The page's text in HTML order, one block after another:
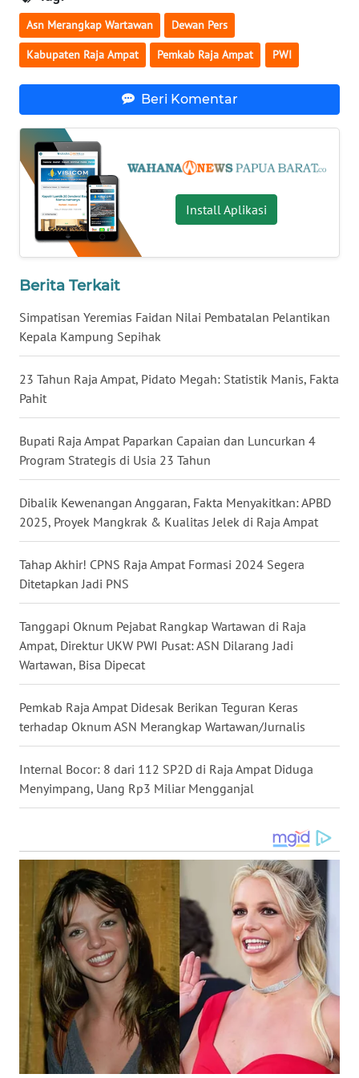
Asn Merangkap Wartawan Dewan Pers
Kabupaten Raja Ampat Pemkab Raja Ampat PWI
Beri Komentar
Install Aplikasi
Berita Terkait
Simpatisan Yeremias Faidan Nilai Pembatalan Pelantikan
Kepala Kampung Sepihak
23 Tahun Raja Ampat, Pidato Megah: Statistik Manis, Fakta
Pahit
Bupati Raja Ampat Paparkan Capaian dan Luncurkan 4
Program Strategis di Usia 23 Tahun
Dibalik Kewenangan Anggaran, Fakta Menyakitkan: APBD
2025, Proyek Mangkrak & Kualitas Jelek di Raja Ampat
Tahap Akhir! CPNS Raja Ampat Formasi 2024 Segera
Ditetapkan Jadi PNS
Tanggapi Oknum Pejabat Rangkap Wartawan di Raja
Ampat, Direktur UKW PWI Pusat: ASN Dilarang Jadi
Wartawan, Bisa Dipecat
Pemkab Raja Ampat Didesak Berikan Teguran Keras
terhadap Oknum ASN Merangkap Wartawan/Jurnalis
Internal Bocor: 8 dari 112 SP2D di Raja Ampat Diduga
Menyimpang, Uang Rp3 Miliar Mengganjal
WN
BABEL
SUMBAR
WN
SUMSEL
WN
BENGKULU
LAMPUNG
WN
JOGJA
WN
JATIM
WN
BALI
WN
KALBAR
WN
KALTENG
WN
KALTARA
WN
KALTIM
WN
SULSEL
WN
GORONTALO
WN
SULUT